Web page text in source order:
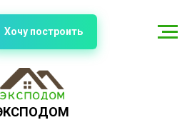
Хочу построить